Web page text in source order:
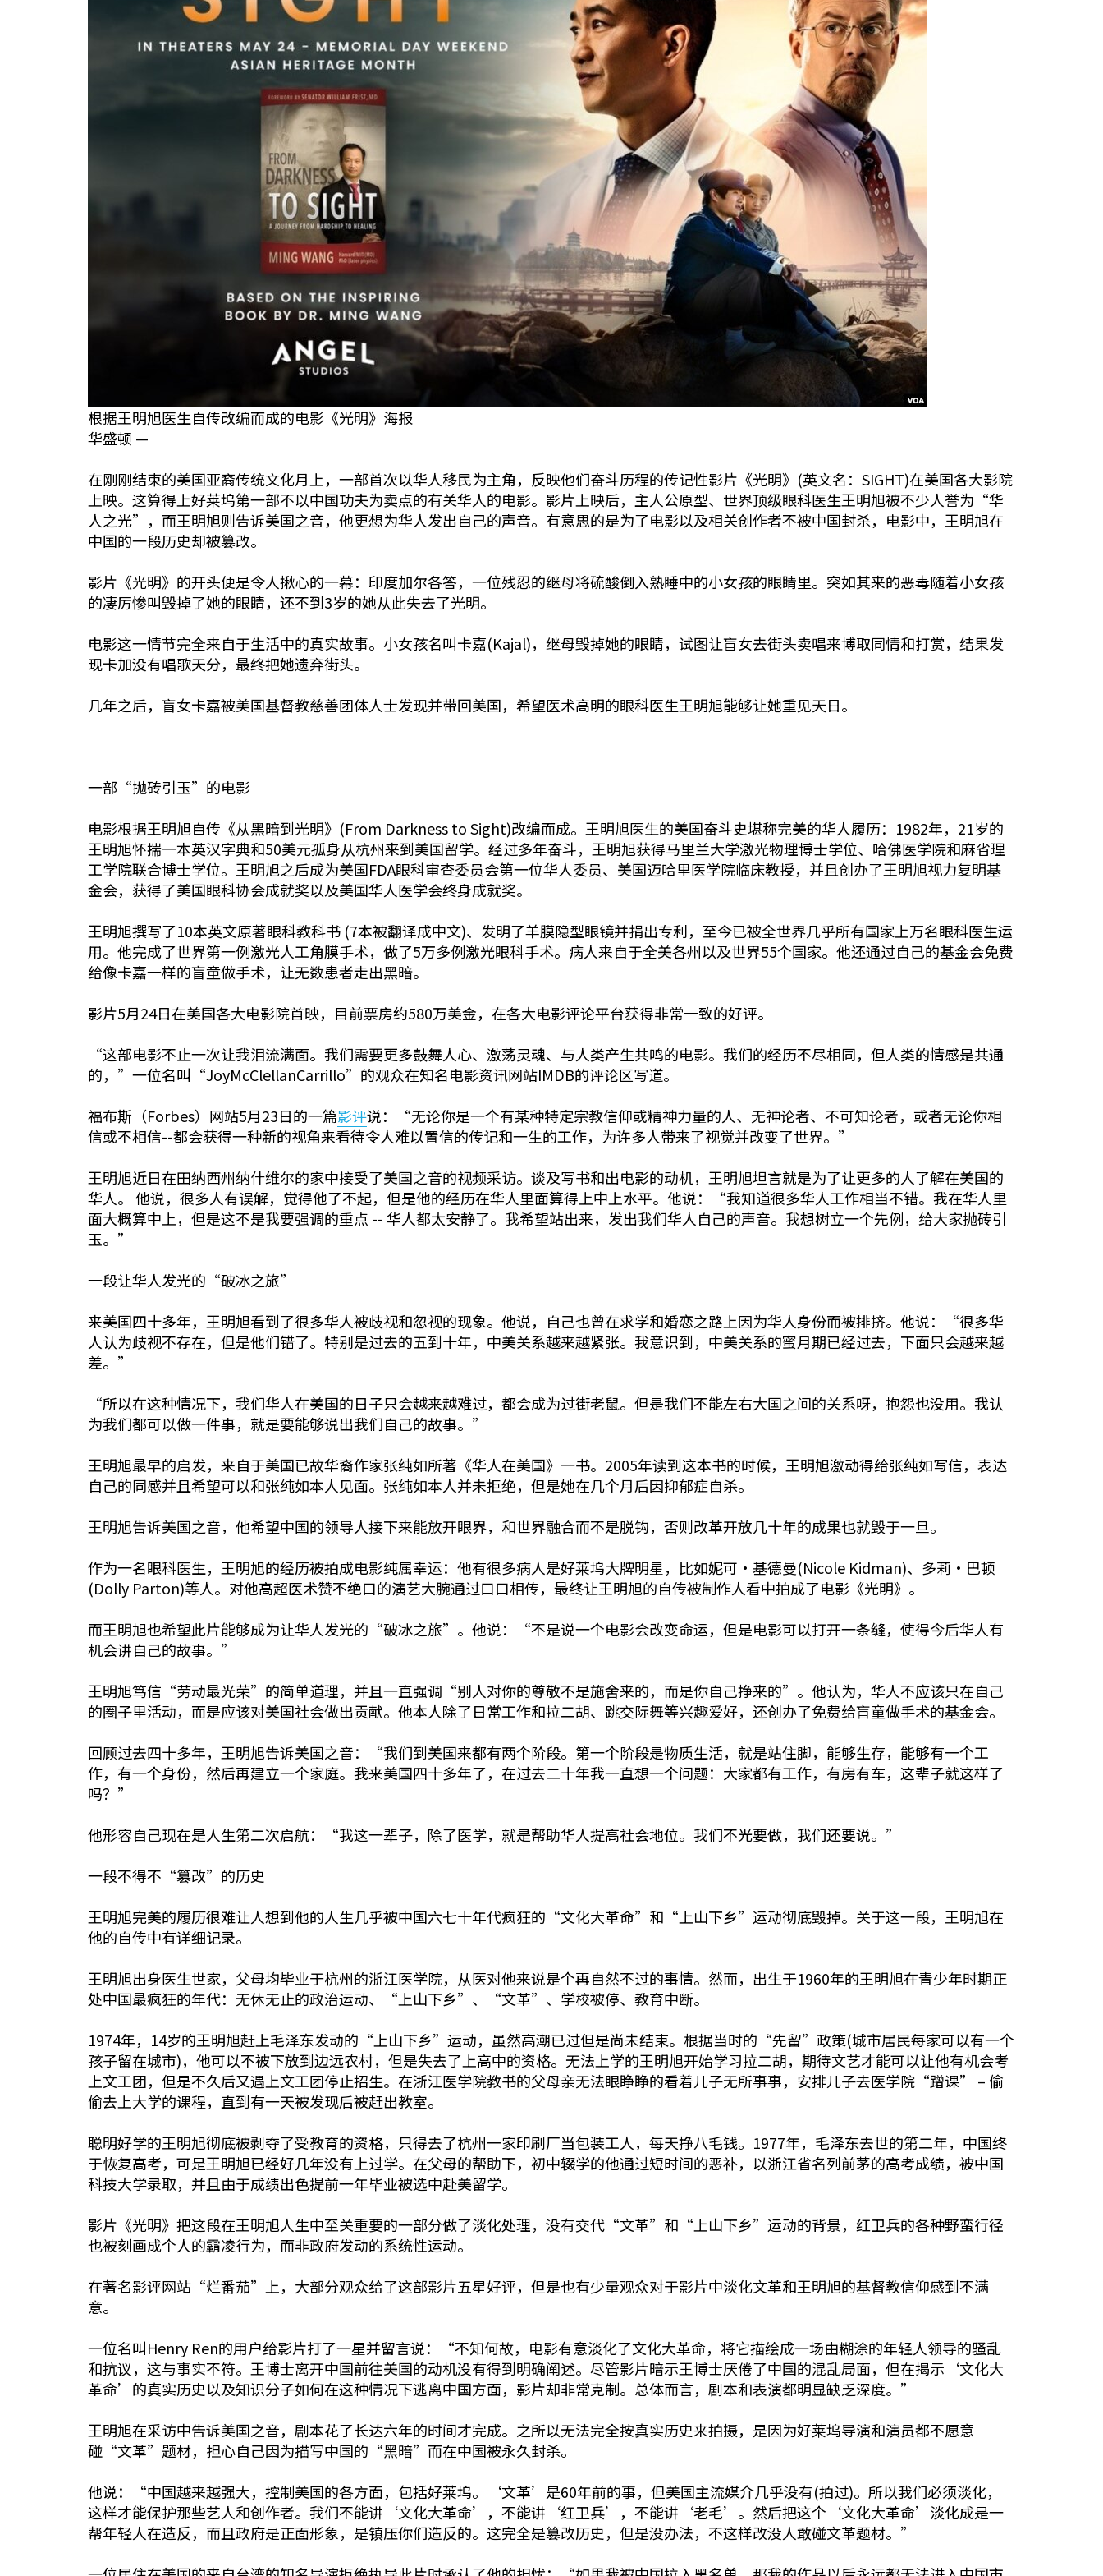
根据王明旭医生自传改编而成的电影《光明》海报
华盛顿 —
在刚刚结束的美国亚裔传统文化月上，一部首次以华人移民为主角，反映他们奋斗历程的传记性影片《光明》(英文名：SIGHT)在美国各大影院
上映。这算得上好莱坞第一部不以中国功夫为卖点的有关华人的电影。影片上映后，主人公原型、世界顶级眼科医生王明旭被不少人誉为“华
人之光”，而王明旭则告诉美国之音，他更想为华人发出自己的声音。有意思的是为了电影以及相关创作者不被中国封杀，电影中，王明旭在
中国的一段历史却被篡改。
影片《光明》的开头便是令人揪心的一幕：印度加尔各答，一位残忍的继母将硫酸倒入熟睡中的小女孩的眼睛里。突如其来的恶毒随着小女孩
的凄厉惨叫毁掉了她的眼睛，还不到3岁的她从此失去了光明。
电影这一情节完全来自于生活中的真实故事。小女孩名叫卡嘉(Kajal)，继母毁掉她的眼睛，试图让盲女去街头卖唱来博取同情和打赏，结果发
现卡加没有唱歌天分，最终把她遗弃街头。
几年之后，盲女卡嘉被美国基督教慈善团体人士发现并带回美国，希望医术高明的眼科医生王明旭能够让她重见天日。
一部“抛砖引玉”的电影
电影根据王明旭自传《从黑暗到光明》(From Darkness to Sight)改编而成。王明旭医生的美国奋斗史堪称完美的华人履历：1982年，21岁的
王明旭怀揣一本英汉字典和50美元孤身从杭州来到美国留学。经过多年奋斗，王明旭获得马里兰大学激光物理博士学位、哈佛医学院和麻省理
工学院联合博士学位。王明旭之后成为美国FDA眼科审查委员会第一位华人委员、美国迈哈里医学院临床教授，并且创办了王明旭视力复明基
金会，获得了美国眼科协会成就奖以及美国华人医学会终身成就奖。
王明旭撰写了10本英文原著眼科教科书 (7本被翻译成中文)、发明了羊膜隐型眼镜并捐出专利，至今已被全世界几乎所有国家上万名眼科医生运
用。他完成了世界第一例激光人工角膜手术，做了5万多例激光眼科手术。病人来自于全美各州以及世界55个国家。他还通过自己的基金会免费
给像卡嘉一样的盲童做手术，让无数患者走出黑暗。
影片5月24日在美国各大电影院首映，目前票房约580万美金，在各大电影评论平台获得非常一致的好评。
“这部电影不止一次让我泪流满面。我们需要更多鼓舞人心、激荡灵魂、与人类产生共鸣的电影。我们的经历不尽相同，但人类的情感是共通
的，”一位名叫“JoyMcClellanCarrillo”的观众在知名电影资讯网站IMDB的评论区写道。
福布斯（Forbes）网站5月23日的一篇影评说：“无论你是一个有某种特定宗教信仰或精神力量的人、无神论者、不可知论者，或者无论你相
信或不相信--都会获得一种新的视角来看待令人难以置信的传记和一生的工作，为许多人带来了视觉并改变了世界。”
王明旭近日在田纳西州纳什维尔的家中接受了美国之音的视频采访。谈及写书和出电影的动机，王明旭坦言就是为了让更多的人了解在美国的
华人。 他说，很多人有误解，觉得他了不起，但是他的经历在华人里面算得上中上水平。他说：“我知道很多华人工作相当不错。我在华人里
面大概算中上，但是这不是我要强调的重点 -- 华人都太安静了。我希望站出来，发出我们华人自己的声音。我想树立一个先例，给大家抛砖引
玉。”
一段让华人发光的“破冰之旅”
来美国四十多年，王明旭看到了很多华人被歧视和忽视的现象。他说，自己也曾在求学和婚恋之路上因为华人身份而被排挤。他说：“很多华
人认为歧视不存在，但是他们错了。特别是过去的五到十年，中美关系越来越紧张。我意识到，中美关系的蜜月期已经过去，下面只会越来越
差。”
“所以在这种情况下，我们华人在美国的日子只会越来越难过，都会成为过街老鼠。但是我们不能左右大国之间的关系呀，抱怨也没用。我认
为我们都可以做一件事，就是要能够说出我们自己的故事。”
王明旭最早的启发，来自于美国已故华裔作家张纯如所著《华人在美国》一书。2005年读到这本书的时候，王明旭激动得给张纯如写信，表达
自己的同感并且希望可以和张纯如本人见面。张纯如本人并未拒绝，但是她在几个月后因抑郁症自杀。
王明旭告诉美国之音，他希望中国的领导人接下来能放开眼界，和世界融合而不是脱钩，否则改革开放几十年的成果也就毁于一旦。
作为一名眼科医生，王明旭的经历被拍成电影纯属幸运：他有很多病人是好莱坞大牌明星，比如妮可·基德曼(Nicole Kidman)、多莉·巴顿
(Dolly Parton)等人。对他高超医术赞不绝口的演艺大腕通过口口相传，最终让王明旭的自传被制作人看中拍成了电影《光明》。
而王明旭也希望此片能够成为让华人发光的“破冰之旅”。他说：“不是说一个电影会改变命运，但是电影可以打开一条缝，使得今后华人有
机会讲自己的故事。”
王明旭笃信“劳动最光荣”的简单道理，并且一直强调“别人对你的尊敬不是施舍来的，而是你自己挣来的”。他认为，华人不应该只在自己
的圈子里活动，而是应该对美国社会做出贡献。他本人除了日常工作和拉二胡、跳交际舞等兴趣爱好，还创办了免费给盲童做手术的基金会。
回顾过去四十多年，王明旭告诉美国之音：“我们到美国来都有两个阶段。第一个阶段是物质生活，就是站住脚，能够生存，能够有一个工
作，有一个身份，然后再建立一个家庭。我来美国四十多年了，在过去二十年我一直想一个问题：大家都有工作，有房有车，这辈子就这样了
吗？”
他形容自己现在是人生第二次启航：“我这一辈子，除了医学，就是帮助华人提高社会地位。我们不光要做，我们还要说。”
一段不得不“篡改”的历史
王明旭完美的履历很难让人想到他的人生几乎被中国六七十年代疯狂的“文化大革命”和“上山下乡”运动彻底毁掉。关于这一段，王明旭在
他的自传中有详细记录。
王明旭出身医生世家，父母均毕业于杭州的浙江医学院，从医对他来说是个再自然不过的事情。然而，出生于1960年的王明旭在青少年时期正
处中国最疯狂的年代：无休无止的政治运动、“上山下乡”、“文革”、学校被停、教育中断。
1974年，14岁的王明旭赶上毛泽东发动的“上山下乡”运动，虽然高潮已过但是尚未结束。根据当时的“先留”政策(城市居民每家可以有一个
孩子留在城市)，他可以不被下放到边远农村，但是失去了上高中的资格。无法上学的王明旭开始学习拉二胡，期待文艺才能可以让他有机会考
上文工团，但是不久后又遇上文工团停止招生。在浙江医学院教书的父母亲无法眼睁睁的看着儿子无所事事，安排儿子去医学院“蹭课” – 偷
偷去上大学的课程，直到有一天被发现后被赶出教室。
聪明好学的王明旭彻底被剥夺了受教育的资格，只得去了杭州一家印刷厂当包装工人，每天挣八毛钱。1977年，毛泽东去世的第二年，中国终
于恢复高考，可是王明旭已经好几年没有上过学。在父母的帮助下，初中辍学的他通过短时间的恶补，以浙江省名列前茅的高考成绩，被中国
科技大学录取，并且由于成绩出色提前一年毕业被选中赴美留学。
影片《光明》把这段在王明旭人生中至关重要的一部分做了淡化处理，没有交代“文革”和“上山下乡”运动的背景，红卫兵的各种野蛮行径
也被刻画成个人的霸凌行为，而非政府发动的系统性运动。
在著名影评网站“烂番茄”上，大部分观众给了这部影片五星好评，但是也有少量观众对于影片中淡化文革和王明旭的基督教信仰感到不满
意。
一位名叫Henry Ren的用户给影片打了一星并留言说：“不知何故，电影有意淡化了文化大革命，将它描绘成一场由糊涂的年轻人领导的骚乱
和抗议，这与事实不符。王博士离开中国前往美国的动机没有得到明确阐述。尽管影片暗示王博士厌倦了中国的混乱局面，但在揭示‘文化大
革命’的真实历史以及知识分子如何在这种情况下逃离中国方面，影片却非常克制。总体而言，剧本和表演都明显缺乏深度。”
王明旭在采访中告诉美国之音，剧本花了长达六年的时间才完成。之所以无法完全按真实历史来拍摄，是因为好莱坞导演和演员都不愿意
碰“文革”题材，担心自己因为描写中国的“黑暗”而在中国被永久封杀。
他说：“中国越来越强大，控制美国的各方面，包括好莱坞。‘文革’是60年前的事，但美国主流媒介几乎没有(拍过)。所以我们必须淡化，
这样才能保护那些艺人和创作者。我们不能讲‘文化大革命’，不能讲‘红卫兵’，不能讲‘老毛’。然后把这个‘文化大革命’淡化成是一
帮年轻人在造反，而且政府是正面形象，是镇压你们造反的。这完全是篡改历史，但是没办法，不这样改没人敢碰文革题材。”